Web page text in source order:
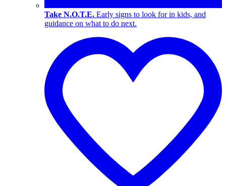
Take N.O.T.E. Early signs to look for in kids, and
guidance on what to do next.